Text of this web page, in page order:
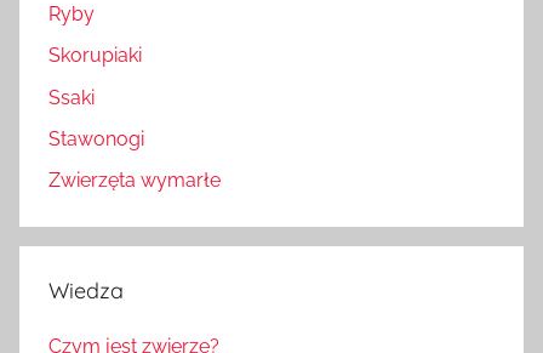
Ryby
Skorupiaki
Ssaki
Stawonogi
Zwierzęta wymarłe
Wiedza
Czym jest zwierzę?